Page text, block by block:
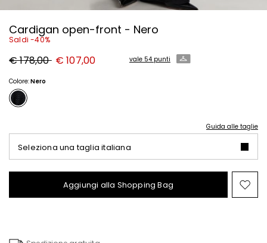
Cardigan open-front - Nero
Saldi -40%
Prezzo
originale
178,00
€ 178,00 Nuovo
prezzo
€ 107,00 vale 54 punti
Colore:Nero
Guida alle taglie
Seleziona una taglia italiana
Aggiungi alla Shopping Bag